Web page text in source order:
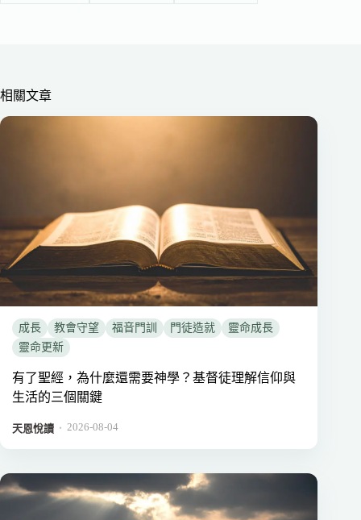
相關文章
成長 教會守望 福音門訓 門徒造就
靈命成長
靈命更新
有了聖經，為什麼還需要神學？基督徒理解信仰與
生活的三個關鍵
天恩悅讀 ． 2026-08-04